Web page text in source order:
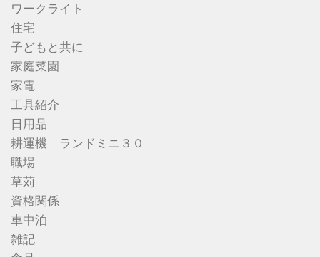
ワークライト
住宅
子どもと共に
家庭菜園
家電
工具紹介
日用品
耕運機 ランドミニ３０
職場
草苅
資格関係
車中泊
雑記